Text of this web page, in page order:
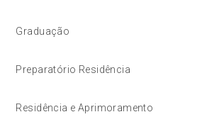
Graduação
Preparatório Residência
Residência e Aprimoramento